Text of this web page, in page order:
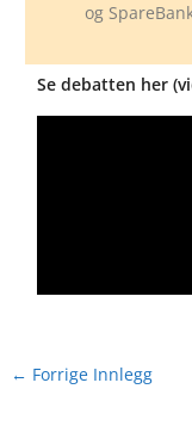
og
Se debatten her
← Forrige Innlegg